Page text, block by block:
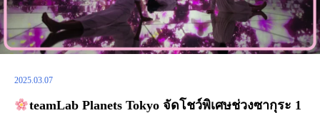
2025.03.07
teamLab Planets Tokyo จัดโชว์พิเศษช่วงซากุระ 1